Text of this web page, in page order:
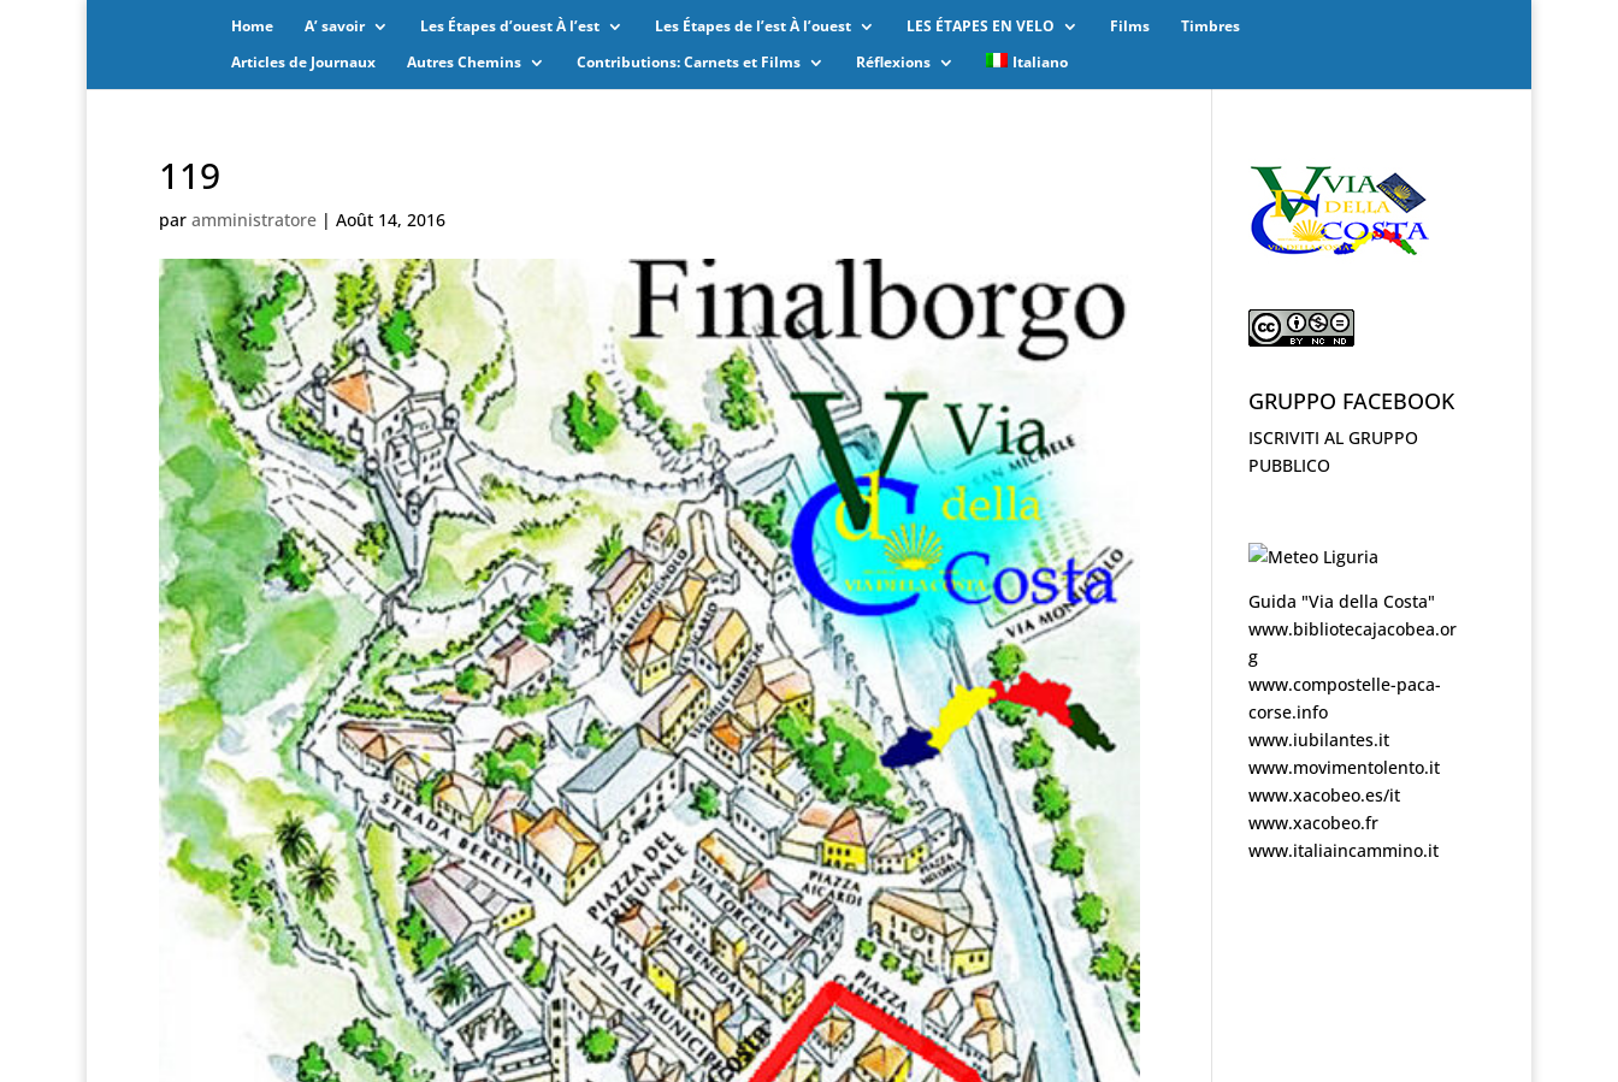
Home A’ savoir Les Étapes d’ouest À l’est Les Étapes de l’est À l’ouest LES ÉTAPES EN VELO Films
Timbres
Articles de Journaux
Autres Chemins Contributions: Carnets et Films Réflexions Italiano
119
par amministratore | Août 14, 2016
GRUPPO FACEBOOK
ISCRIVITI AL GRUPPO
PUBBLICO
Guida "Via della Costa"
www.bibliotecajacobea.or
g
www.compostelle-paca-
corse.info
www.iubilantes.it
www.movimentolento.it
www.xacobeo.es/it
www.xacobeo.fr
www.italiaincammino.it